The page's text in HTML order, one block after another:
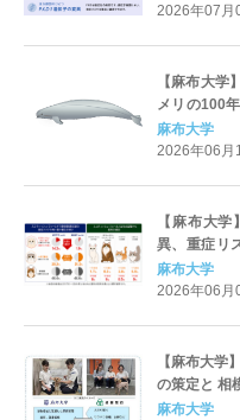
2026年07月
【麻布大
メリの100
DNAから推
麻布大学
2026年06月
【麻布大
異、重症リ
の品種横断
理に向けた
麻布大学
2026年06月
【麻布大学
の策定と 相
麻布大学